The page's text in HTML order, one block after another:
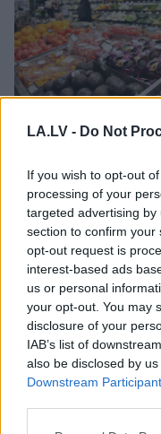
LA.LV - Do Not
If you wish to opt-out
processing of your
targeted advertising
section to confirm your
opt-out request is
interest-based ads
us or personal
your opt-out. You may
disclosure of your
IAB’s list of
also be disclosed by
Downstream
Pircēji pamanījuši,
pavisam neparastu
lietu